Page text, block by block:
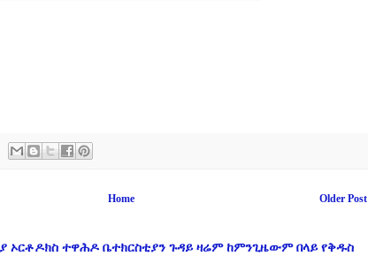
Older Post
Home
ኦርቶዶክስ ተዋሕዶ ቤተክርስቲያን ጉዳይ ዛሬም ከምንጊዜውም በላይ የቅዱስ